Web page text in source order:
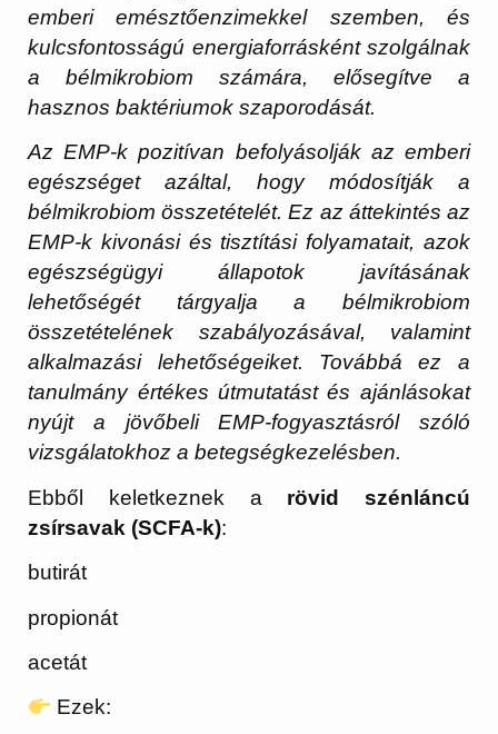
emberi emésztőenzimekkel szemben, és
kulcsfontosságú energiaforrásként szolgálnak
a bélmikrobiom számára, elősegítve a
hasznos baktériumok szaporodását.
Az EMP-k pozitívan befolyásolják az emberi
egészséget azáltal, hogy módosítják a
bélmikrobiom összetételét. Ez az áttekintés az
EMP-k kivonási és tisztítási folyamatait, azok
egészségügyi állapotok javításának
lehetőségét tárgyalja a bélmikrobiom
összetételének szabályozásával, valamint
alkalmazási lehetőségeiket. Továbbá ez a
tanulmány értékes útmutatást és ajánlásokat
nyújt a jövőbeli EMP-fogyasztásról szóló
vizsgálatokhoz a betegségkezelésben.
Ebből keletkeznek a rövid szénláncú
zsírsavak (SCFA-k):
butirát
propionát
acetát
Ezek: